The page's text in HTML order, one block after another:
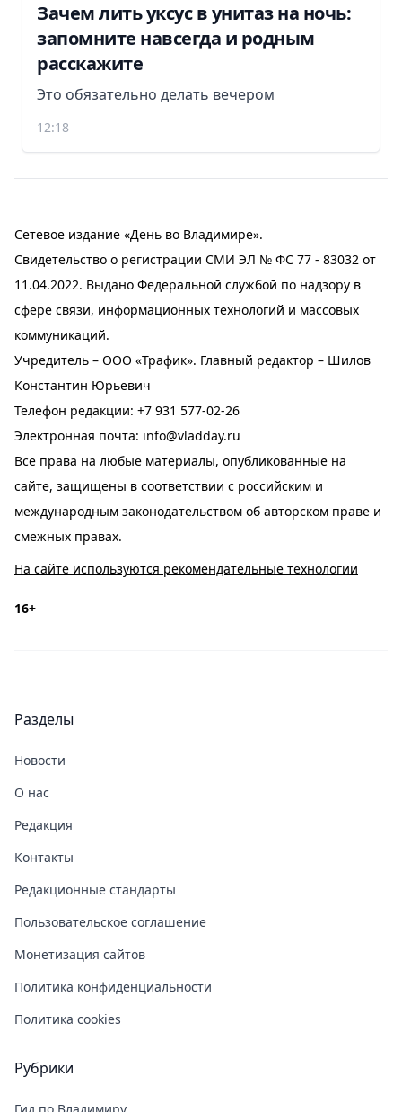
Зачем лить уксус в унитаз на ночь:
запомните навсегда и родным
расскажите
Это обязательно делать вечером
12:18
Сетевое издание «День во Владимире».
Свидетельство о регистрации СМИ ЭЛ № ФС 77 - 83032 от
11.04.2022. Выдано Федеральной службой по надзору в
сфере связи, информационных технологий и массовых
коммуникаций.
Учредитель – ООО «Трафик». Главный редактор – Шилов
Константин Юрьевич
Телефон редакции: +7 931 577-02-26
Электронная почта: info@vladday.ru
Все права на любые материалы, опубликованные на
сайте, защищены в соответствии с российским и
международным законодательством об авторском праве и
смежных правах.
На сайте используются рекомендательные технологии
16+
Разделы
Новости
О нас
Редакция
Контакты
Редакционные стандарты
Пользовательское соглашение
Монетизация сайтов
Политика конфиденциальности
Политика cookies
Рубрики